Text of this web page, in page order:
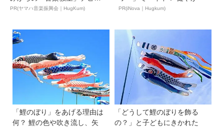
ュ...
PR(ヤマハ音楽振興会｜HugKum) PR(iNova｜Hugkum)
「鯉のぼり」をあげる理由は
何？ 鯉の色や吹き流し、矢
「どうして鯉のぼりを飾る
の？」と子どもにきかれた